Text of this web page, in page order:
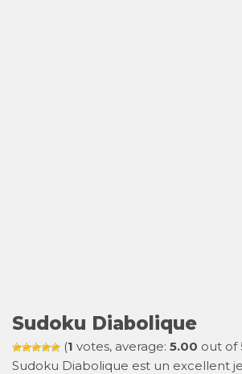
Sudoku Diabolique
(1 votes, average: 5.00 out of
Sudoku Diabolique est un excellent